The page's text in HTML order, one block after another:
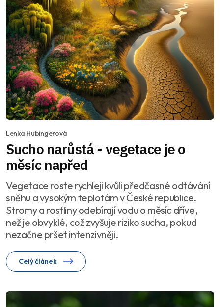
Lenka Hubingerová
Sucho narůstá - vegetace je o
měsíc napřed
Vegetace roste rychleji kvůli předčasné odtávání
sněhu a vysokým teplotám v České republice.
Stromy a rostliny odebírají vodu o měsíc dříve,
než je obvyklé, což zvyšuje riziko sucha, pokud
nezačne pršet intenzivněji.
Celý článek